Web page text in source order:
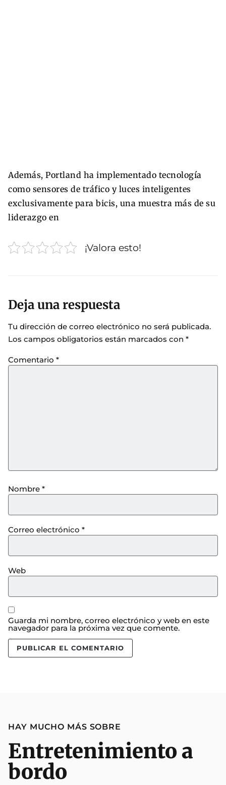
Además, Portland ha implementado tecnología
como sensores de tráfico y luces inteligentes
exclusivamente para bicis, una muestra más de su
liderazgo en
¡Valora esto!
Deja una respuesta
Tu dirección de correo electrónico no será publicada.
Los campos obligatorios están marcados con *
Comentario *
Nombre *
Correo electrónico *
Web
Guarda mi nombre, correo electrónico y web en este
navegador para la próxima vez que comente.
HAY MUCHO MÁS SOBRE
Entretenimiento a
bordo